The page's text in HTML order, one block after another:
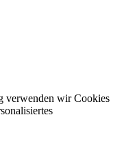
verwenden wir Cookies